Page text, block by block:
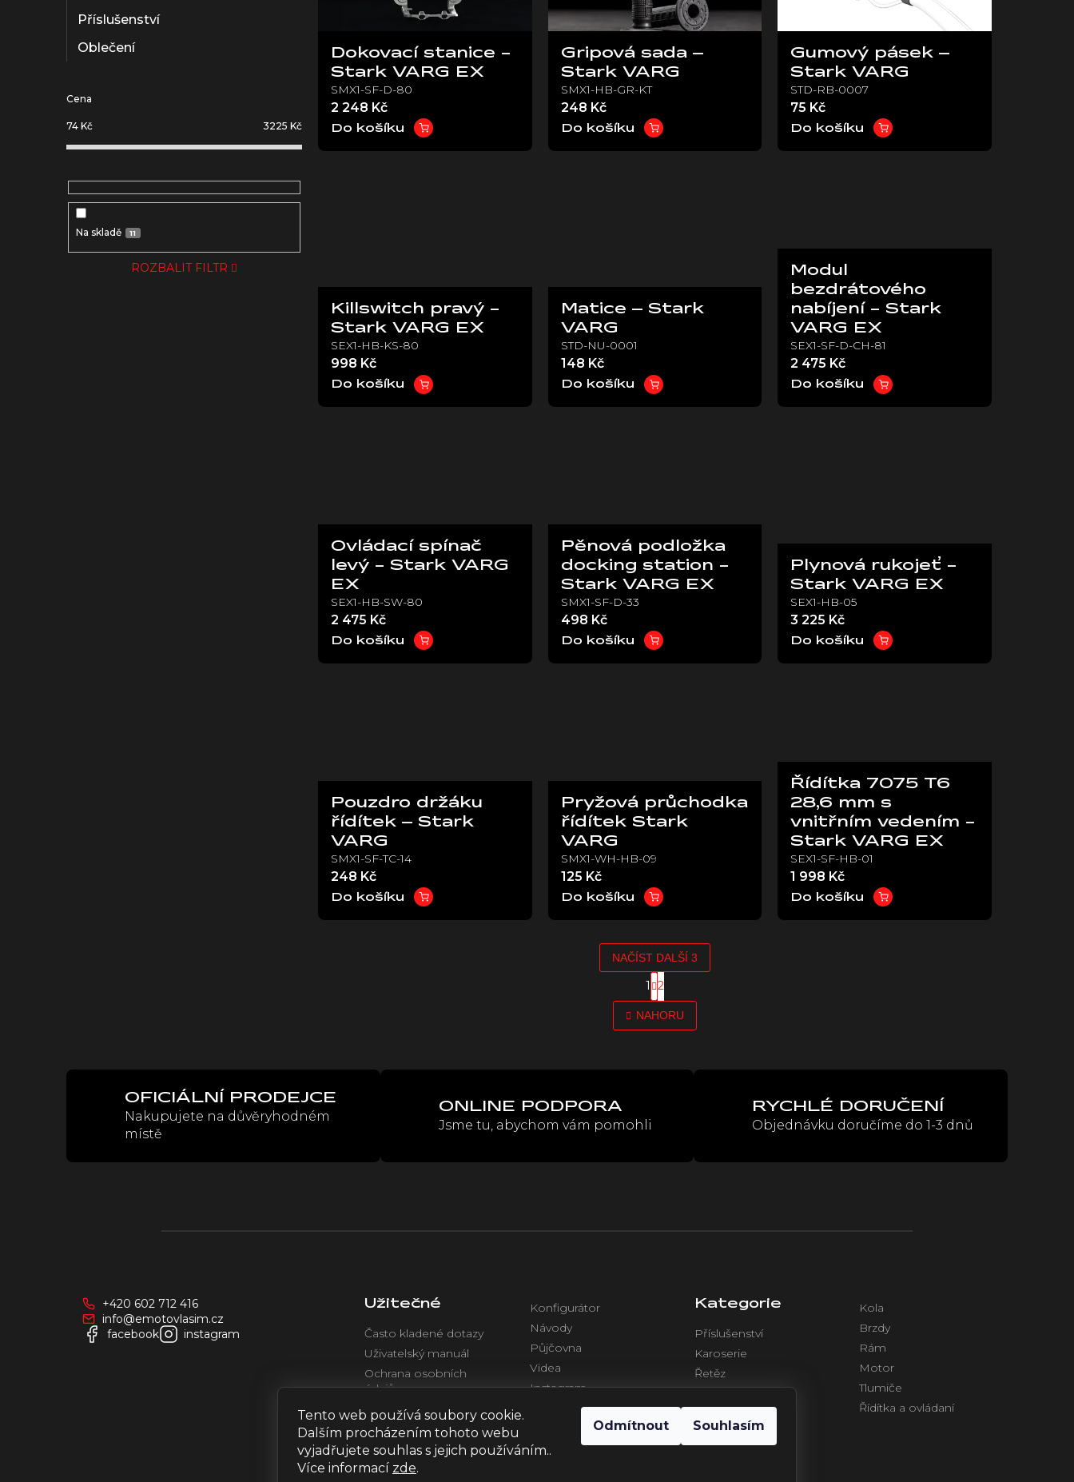
Tento web používá soubory cookie.
Dalším procházením tohoto webu
vyjadřujete souhlas s jejich používáním..
Více informací zde.
Odmítnout Souhlasím
Příslušenství
Oblečení
Cena
74 Kč 3225 Kč
Na skladě 11
ROZBALIT FILTR
Dokovací stanice -
Stark VARG EX
SMX1-SF-D-80
2 248 Kč
Do košíku
Gripová sada –
Stark VARG
SMX1-HB-GR-KT
248 Kč
Do košíku
Gumový pásek –
Stark VARG
STD-RB-0007
75 Kč
Do košíku
Killswitch pravý -
Stark VARG EX
SEX1-HB-KS-80
998 Kč
Do košíku
Matice – Stark
VARG
STD-NU-0001
148 Kč
Do košíku
Modul
bezdrátového
nabíjení - Stark
VARG EX
SEX1-SF-D-CH-81
2 475 Kč
Do košíku
Ovládací spínač
levý - Stark VARG
EX
SEX1-HB-SW-80
2 475 Kč
Do košíku
Pěnová podložka
docking station -
Stark VARG EX
SMX1-SF-D-33
498 Kč
Do košíku
Plynová rukojeť -
Stark VARG EX
SEX1-HB-05
3 225 Kč
Do košíku
Pouzdro držáku
řídítek – Stark
VARG
SMX1-SF-TC-14
248 Kč
Do košíku
Pryžová průchodka
řídítek Stark
VARG
SMX1-WH-HB-09
125 Kč
Do košíku
Řídítka 7075 T6
28,6 mm s
vnitřním vedením -
Stark VARG EX
SEX1-SF-HB-01
1 998 Kč
Do košíku
O
l
a
k
NAČÍST DALŠÍ 3
S
t
r
á
n
v
1 2
NAHORU
OFICIÁLNÍ PRODEJCE
Nakupujete na důvěryhodném
místě
ONLINE PODPORA
Jsme tu, abychom vám pomohli
RYCHLÉ DORUČENÍ
Objednávku doručíme do 1-3 dnů
+420 602 712 416
info@emotovlasim.cz
facebook
instagram
Užitečné
Často kladené dotazy
Uživatelský manuál
Ochrana osobních
údajů
Obchodní podmínky
Konfigurátor
Návody
Půjčovna
Videa
Instagram
Facebook
Kategorie
Příslušenství
Karoserie
Řetěz
Kola
Brzdy
Rám
Motor
Tlumiče
Řídítka a ovládaní